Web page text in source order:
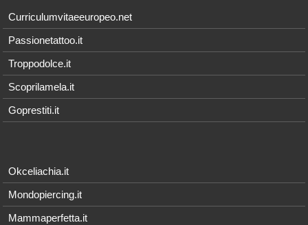
Curriculumvitaeeuropeo.net
Passionetattoo.it
Troppodolce.it
Scoprilamela.it
Goprestiti.it
Okceliachia.it
Mondopiercing.it
Mammaperfetta.it